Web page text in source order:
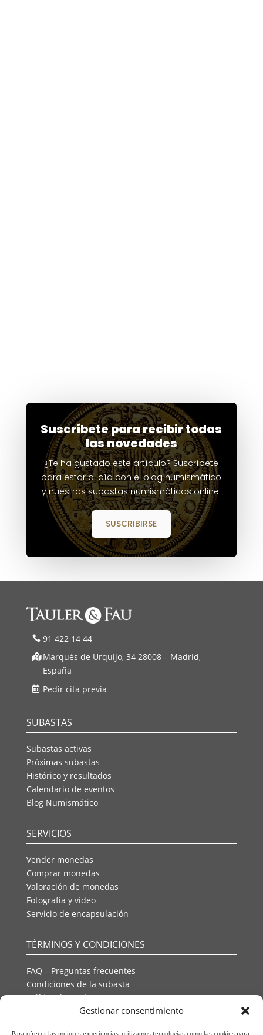
Gestionar consentimiento
Para ofrecer las mejores experiencias, utilizamos tecnologías como las cookies para
Suscríbete para recibir todas
las novedades
¿Te ha gustado este artículo? Suscríbete
para estar al día con el blog numismático
y nuestras subastas numismáticas online.
SUSCRIBIRSE
91 422 14 44
Marqués de Urquijo, 34 28008 – Madrid,
España
Pedir cita previa
SUBASTAS
Subastas activas
Próximas subastas
Histórico y resultados
Calendario de eventos
Blog Numismático
SERVICIOS
Vender monedas
Comprar monedas
Valoración de monedas
Fotografía y vídeo
Servicio de encapsulación
TÉRMINOS Y CONDICIONES
FAQ – Preguntas frecuentes
Condiciones de la subasta
Política de envío
Política de privacidad